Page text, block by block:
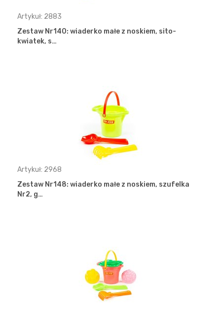
Artykuł: 2883
Zestaw Nr140: wiaderko małe z noskiem, sito-
kwiatek, s…
Artykuł: 2968
Zestaw Nr148: wiaderko małe z noskiem, szufelka
Nr2, g…